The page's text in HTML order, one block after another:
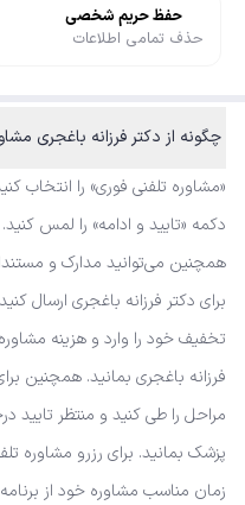
حفظ حریم شخصی
حذف تمامی اطلاعات
چگونه از دکتر فرزانه باغجری مشاوره تلفنی فوری و متنی بگیرم؟
«مشاوره تلفنی فوری» را انتخاب
دکمه «تایید و ادامه» را لمس
همچنین می‌توانید مدارک و
برای دکتر فرزانه باغجری ارسال
تخفیف خود را وارد و هزینه
فرزانه باغجری بمانید. همچنین
مراحل را طی کنید و منتظر تایید
پزشک بمانید. برای رزرو مشاوره
زمان مناسب مشاوره خود از